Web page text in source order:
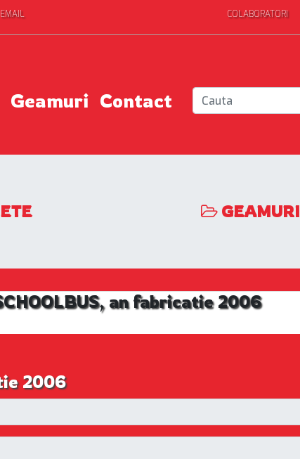
COLABORATORI
Geamuri Contact
GEAMURI
an fabricatie 2006
2006